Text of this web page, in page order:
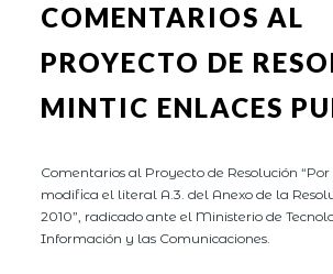
COMENTARIOS AL
PROYECTO DE
MINTIC ENLACES
Comentarios al Proyecto de Resolución “Por
modifica el literal A.3. del Anexo de la
2010”, radicado ante el Ministerio de
Información y las Comunicaciones.